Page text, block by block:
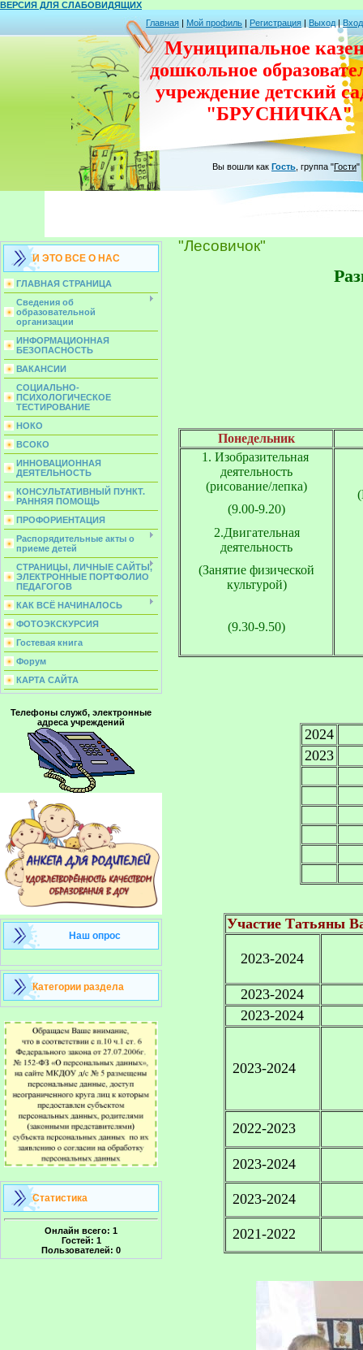
ВЕРСИЯ ДЛЯ СЛАБОВИДЯЩИХ
Главная | Мой профиль | Регистрация | Выход | Вход
Муниципальное
дошкольное
учреждение детский
"БРУСНИЧКА"
Вы вошли как Гость группа "Гости"
И ЭТО ВСЕ О НАС
ГЛАВНАЯ СТРАНИЦА
Сведения об
образовательной
организации
ИНФОРМАЦИОННАЯ
БЕЗОПАСНОСТЬ
ВАКАНСИИ
СОЦИАЛЬНО-
ПСИХОЛОГИЧЕСКОЕ
ТЕСТИРОВАНИЕ
НОКО
ВСОКО
ИННОВАЦИОННАЯ
ДЕЯТЕЛЬНОСТЬ
КОНСУЛЬТАТИВНЫЙ ПУНКТ.
РАННЯЯ ПОМОЩЬ
ПРОФОРИЕНТАЦИЯ
Распорядительные акты о
приеме детей
СТРАНИЦЫ, ЛИЧНЫЕ САЙТЫ,
ЭЛЕКТРОННЫЕ ПОРТФОЛИО
ПЕДАГОГОВ
КАК ВСЁ НАЧИНАЛОСЬ
ФОТОЭКСКУРСИЯ
Гостевая книга
Форум
КАРТА САЙТА
Телефоны служб, электронные
адреса учреждений
Наш опрос
Категории раздела
Статистика
Онлайн всего: 1
Гостей: 1
Пользователей: 0
"Лесовичок"
Понедельник
1. Изобразительная
деятельность
(рисование/лепка)
(9.00-9.20)
2.Двигательная
деятельность
(Занятие физической
культурой)
(9.30-9.50)
2024
2023
Участие Татьяны
2023-2024
2023-2024
2023-2024
2023-2024
2022-2023
2023-2024
2023-2024
2021-2022